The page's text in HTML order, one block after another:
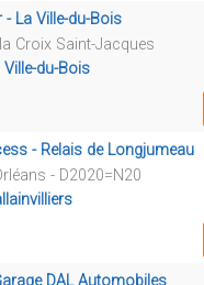
- La Ville-du-Bois
Croix Saint-Jacques
Ville-du-Bois
- Relais de Longjumeau
- D2020=N20
DAL Automobiles